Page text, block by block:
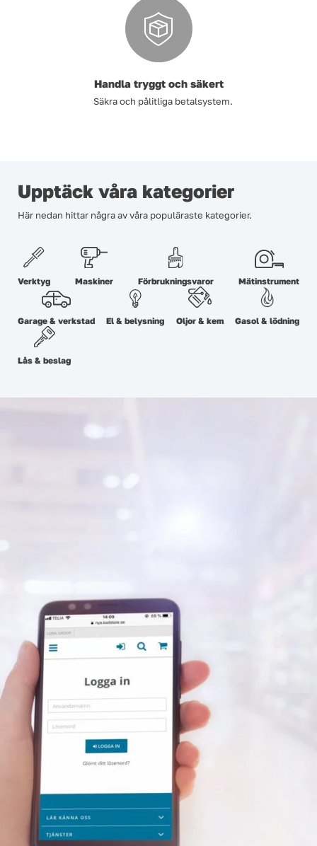
Handla tryggt och säkert
Säkra och pålitliga betalsystem.
Upptäck våra kategorier
Här nedan hittar några av våra populäraste kategorier.
Verktyg Maskiner Förbrukningsvaror Mätinstrument
Garage & verkstad El & belysning Oljor & kem Gasol & lödning
Lås & beslag